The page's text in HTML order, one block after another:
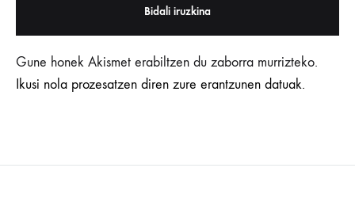
Gune honek Akismet erabiltzen du zaborra murrizteko.
Ikusi nola prozesatzen diren zure erantzunen datuak.